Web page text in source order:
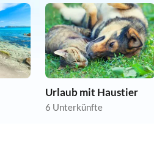
Urlaub mit Haustier
6 Unterkünfte